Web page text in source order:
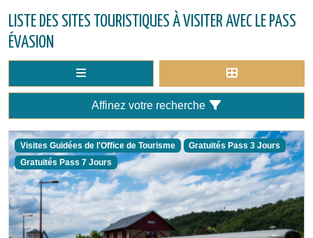
LISTE DES SITES TOURISTIQUES À VISITER AVEC LE PASS
ÉVASION
Affinez votre recherche
Visites Guidées de l'Office de Tourisme
Gratuités Pass 3 Jours
Gratuités Pass 7 Jours